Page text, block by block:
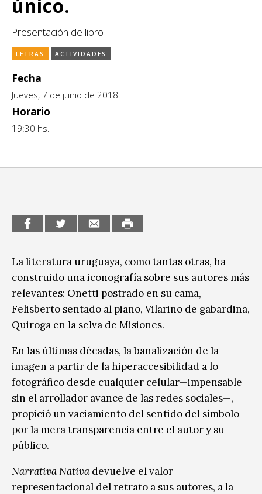
CCE en el interior/libros
Formación
Infantil y Juvenil
Letras
único.
Presentación de libro
LETRAS ACTIVIDADES
Fecha
Jueves, 7 de junio de 2018.
Horario
19:30 hs.
La literatura uruguaya, como tantas otras, ha
construido una iconografía sobre sus autores más
relevantes: Onetti postrado en su cama,
Felisberto sentado al piano, Vilariño de gabardina,
Quiroga en la selva de Misiones.
En las últimas décadas, la banalización de la
imagen a partir de la hiperaccesibilidad a lo
fotográfico desde cualquier celular—impensable
sin el arrollador avance de las redes sociales—,
propició un vaciamiento del sentido del símbolo
por la mera transparencia entre el autor y su
público.
Narrativa Nativa devuelve el valor
representacional del retrato a sus autores, a la